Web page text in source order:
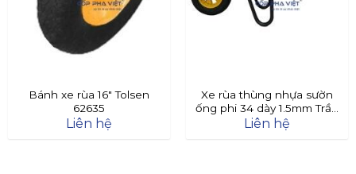
Bánh xe rùa 16″ Tolsen
62635
Liên hệ
Xe rùa thùng nhựa sườn
ống phi 34 dày 1.5mm Trần
Đà
Liên hệ